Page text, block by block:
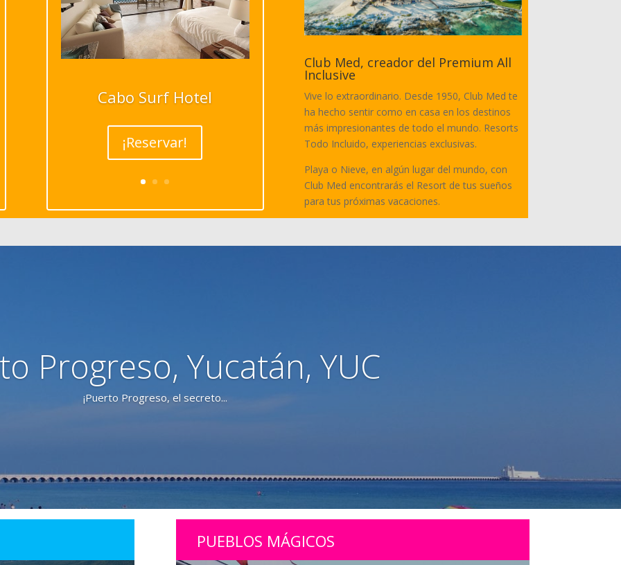
Cabo Surf Hotel
¡Reservar!
Club Med, creador del Premium All
Inclusive
Vive lo extraordinario. Desde 1950, Club Med te
ha hecho sentir como en casa en los destinos
más impresionantes de todo el mundo. Resorts
Todo Incluido, experiencias exclusivas.
Playa o Nieve, en algún lugar del mundo, con
Club Med encontrarás el Resort de tus sueños
para tus próximas vacaciones.
Progreso, Yucatán, YUC
¡Puerto Progreso, el secreto...
PUEBLOS MÁGICOS